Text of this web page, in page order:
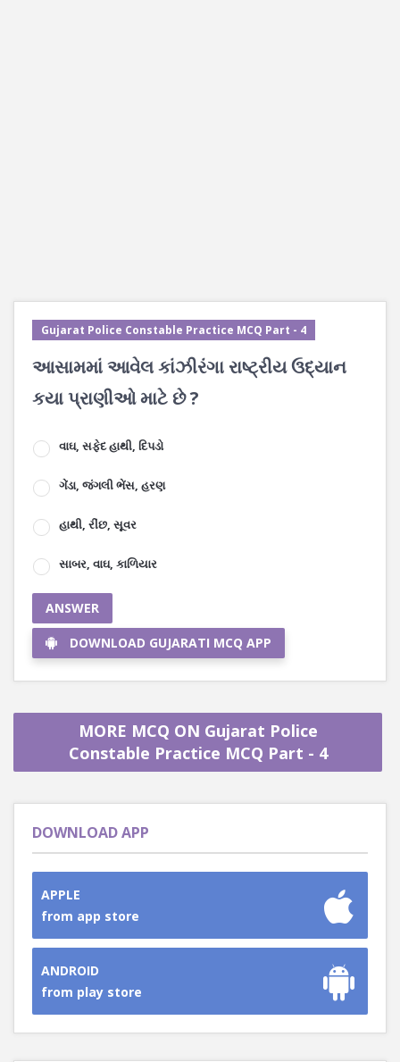
Gujarat Police Constable Practice MCQ Part - 4
આસામમાં આવેલ કાંઝીરંગા રાષ્ટ્રીય ઉદ્યાન
કયા પ્રાણીઓ માટે છે ?
વાઘ, સફેદ હાથી, દિપડો
ગેંડા, જંગલી ભેંસ, હરણ
હાથી, રીંછ, સૂવર
સાબર, વાઘ, કાળિયાર
ANSWER
DOWNLOAD GUJARATI MCQ APP
MORE MCQ ON Gujarat Police
Constable Practice MCQ Part - 4
DOWNLOAD APP
APPLE
from app store
ANDROID
from play store